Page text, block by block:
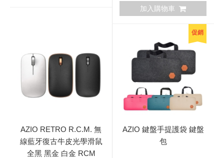
加入購物車
AZIO RETRO R.C.M. 無
線藍牙復古牛皮光學滑鼠
全黑 黑金 白金 RCM
促銷
AZIO 鍵盤手提護袋 鍵盤
包